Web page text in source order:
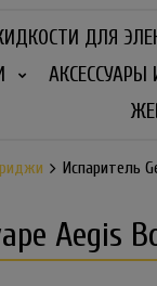
ДЛЯ
АКСЕССУАРЫ
Испаритель
Aegis